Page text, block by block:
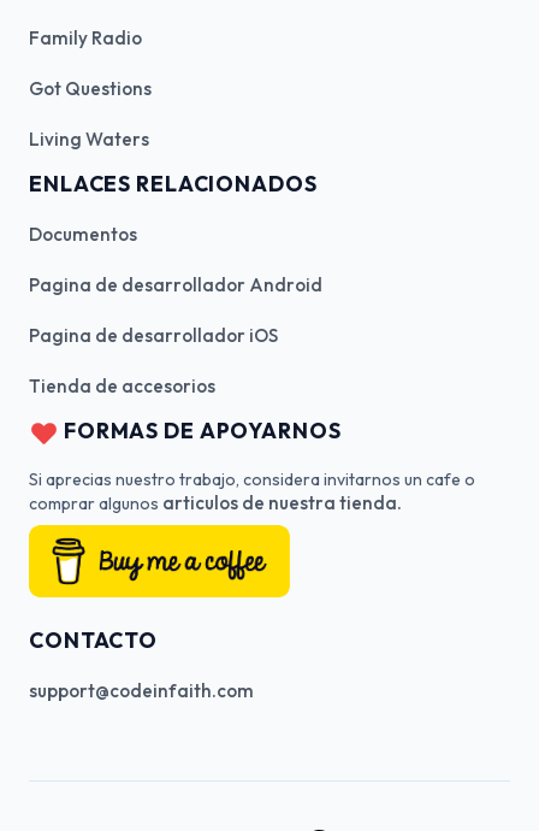
Family Radio
Got Questions
Living Waters
ENLACES RELACIONADOS
Documentos
Pagina de desarrollador Android
Pagina de desarrollador iOS
Tienda de accesorios
FORMAS DE APOYARNOS
Si aprecias nuestro trabajo, considera invitarnos un cafe o
comprar algunos articulos de nuestra tienda.
CONTACTO
support@codeinfaith.com